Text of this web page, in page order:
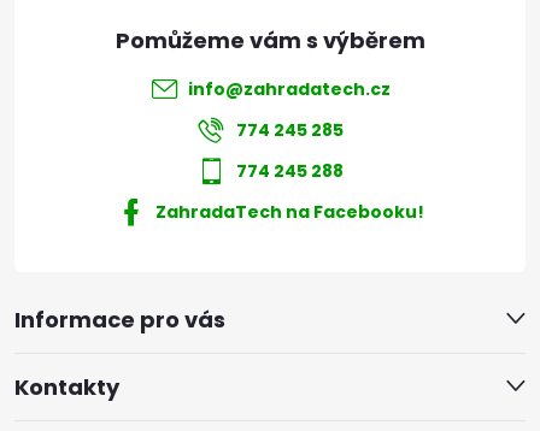
Informace pro vás
Kontakty
info@zahradatech.cz
774 245 285
774 245 288
ZahradaTech na Facebooku!